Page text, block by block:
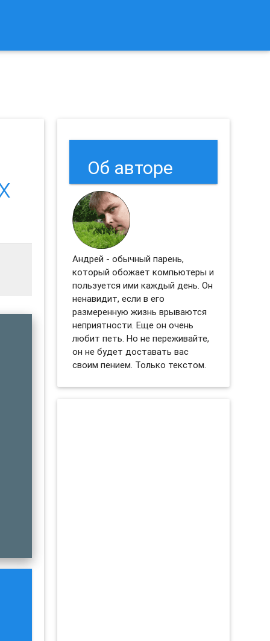
Об авторе
Андрей - обычный парень,
который обожает компьютеры и
пользуется ими каждый день. Он
ненавидит, если в его
размеренную жизнь врываются
неприятности. Еще он очень
любит петь. Но не переживайте,
он не будет доставать вас
своим пением. Только текстом.